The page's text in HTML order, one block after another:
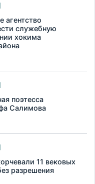
агентство
служебную
хокима
поэтесса
Салимова
11 вековых
разрешения